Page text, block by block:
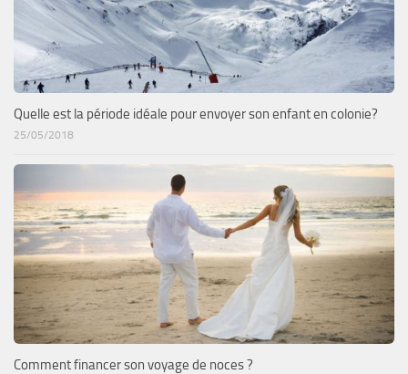
Quelle est la période idéale pour envoyer son enfant en colonie?
25/05/2018
Comment financer son voyage de noces ?